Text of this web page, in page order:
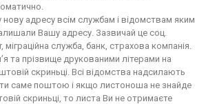
адресу всім службам і відомствам яким
Вашу адресу. Зазвичай це соц.
служба, банк, страхова компанія.
та прізвище друкованими літерами на
скриньці. Всі відомства надсилають
саме поштою і якщо листоноша не знайде
скриньці, то листа Ви не отримаєте